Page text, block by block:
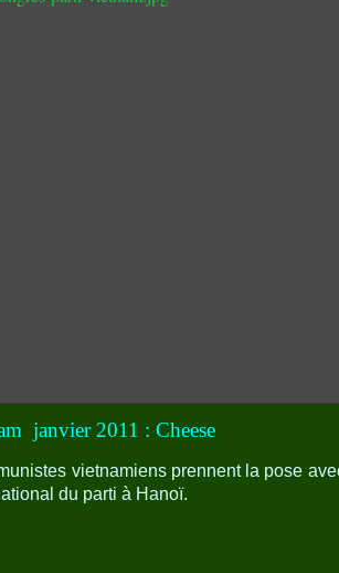
janvier 2011 : Cheese
vietnamiens prennent la pose
du parti à Hanoï.